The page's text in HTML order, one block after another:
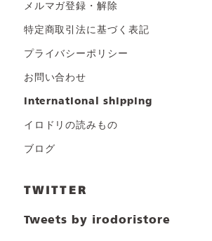
メルマガ登録・解除
特定商取引法に基づく表記
プライバシーポリシー
お問い合わせ
international shipping
イロドリの読みもの
ブログ
TWITTER
Tweets by irodoristore